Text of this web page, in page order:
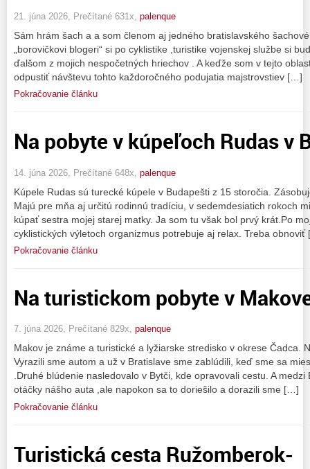
21. júna 2026, Prečítané 631x, palenque
Sám hrám šach a a som členom aj jedného bratislavského
„borovičkovi blogeri“ si po cyklistike ,turistike vojenskej službe si
ďalšom z mojich nespočetných hriechov . A keďže som v tejto
odpustiť návštevu tohto každoročného podujatia majstrovstiev […]
Pokračovanie článku
Na pobyte v kúpeľoch Rudas v
14. júna 2026, Prečítané 648x, palenque
Kúpele Rudas sú turecké kúpele v Budapešti z 15 storočia.
Majú pre mňa aj určitú rodinnú tradíciu, v sedemdesiatich rokoch
kúpať sestra mojej starej matky. Ja som tu však bol prvý krát.Po
cyklistických výletoch organizmus potrebuje aj relax. Treba
Pokračovanie článku
Na turistickom pobyte v
7. júna 2026, Prečítané 829x, palenque
Makov je známe a turistické a lyžiarske stredisko v okrese Čadca.
Vyrazili sme autom a už v Bratislave sme zablúdili, keď sme sa
.Druhé blúdenie nasledovalo v Bytči, kde opravovali cestu. A
otáčky nášho auta ,ale napokon sa to doriešilo a dorazili sme […]
Pokračovanie článku
Turistická cesta Ružomberok-